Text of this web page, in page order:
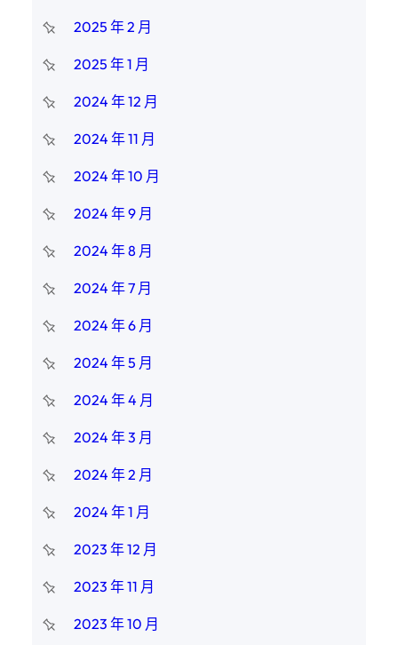
2025 年 2 月
2025 年 1 月
2024 年 12 月
2024 年 11 月
2024 年 10 月
2024 年 9 月
2024 年 8 月
2024 年 7 月
2024 年 6 月
2024 年 5 月
2024 年 4 月
2024 年 3 月
2024 年 2 月
2024 年 1 月
2023 年 12 月
2023 年 11 月
2023 年 10 月